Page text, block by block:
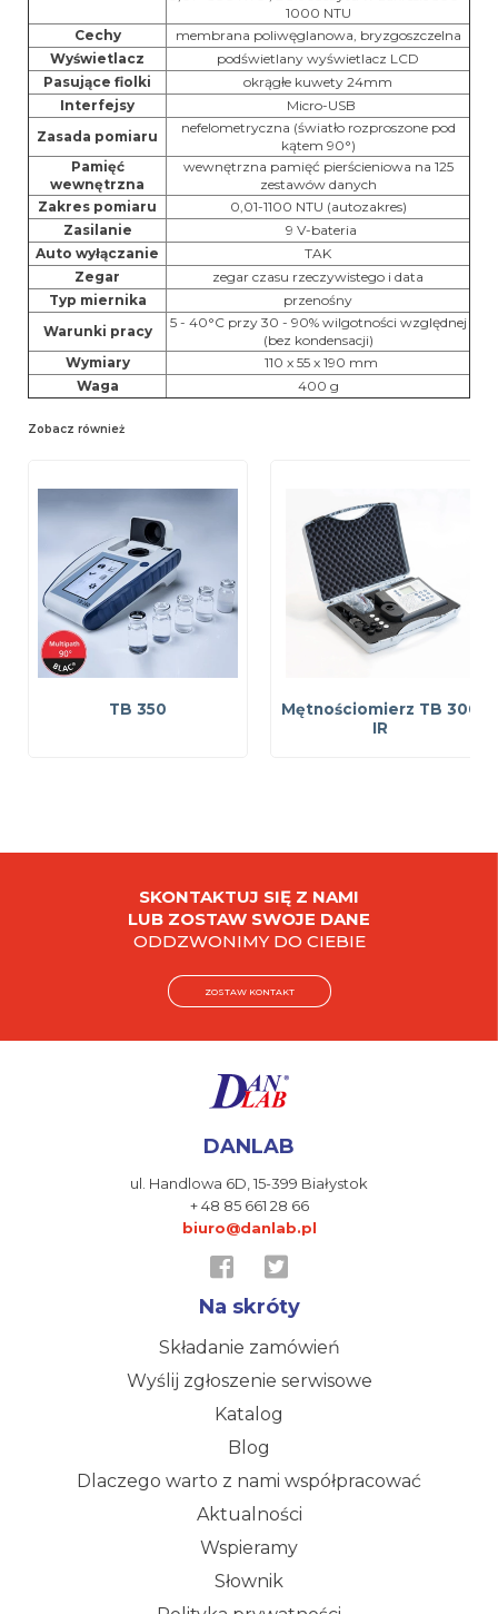
1000 NTU
Cechy
membrana poliwęglanowa, bryzgoszczelna
Wyświetlacz
podświetlany wyświetlacz LCD
Pasujące fiolki
okrągłe kuwety 24mm
Interfejsy
Micro-USB
Zasada pomiaru
nefelometryczna (światło rozproszone pod
kątem 90°)
Pamięć
wewnętrzna
wewnętrzna pamięć pierścieniowa na 125
zestawów danych
Zakres pomiaru
0,01-1100 NTU (autozakres)
Zasilanie
9 V-bateria
Auto wyłączanie
TAK
Zegar
zegar czasu rzeczywistego i data
Typ miernika
przenośny
Warunki pracy
5 - 40°C przy 30 - 90% wilgotności względnej
(bez kondensacji)
Wymiary
110 x 55 x 190 mm
Waga
400 g
Zobacz również
TB 350
Mętnościomierz TB 300
IR
SKONTAKTUJ SIĘ Z NAMI
LUB ZOSTAW SWOJE DANE
ODDZWONIMY DO CIEBIE
ZOSTAW KONTAKT
DANLAB
ul. Handlowa 6D,15-399 Białystok
+ 48 85 661 28 66
biuro@danlab.pl
Na skróty
Składanie zamówień
Wyślij zgłoszenie serwisowe
Katalog
Blog
Dlaczego warto z nami współpracować
Aktualności
Wspieramy
Słownik